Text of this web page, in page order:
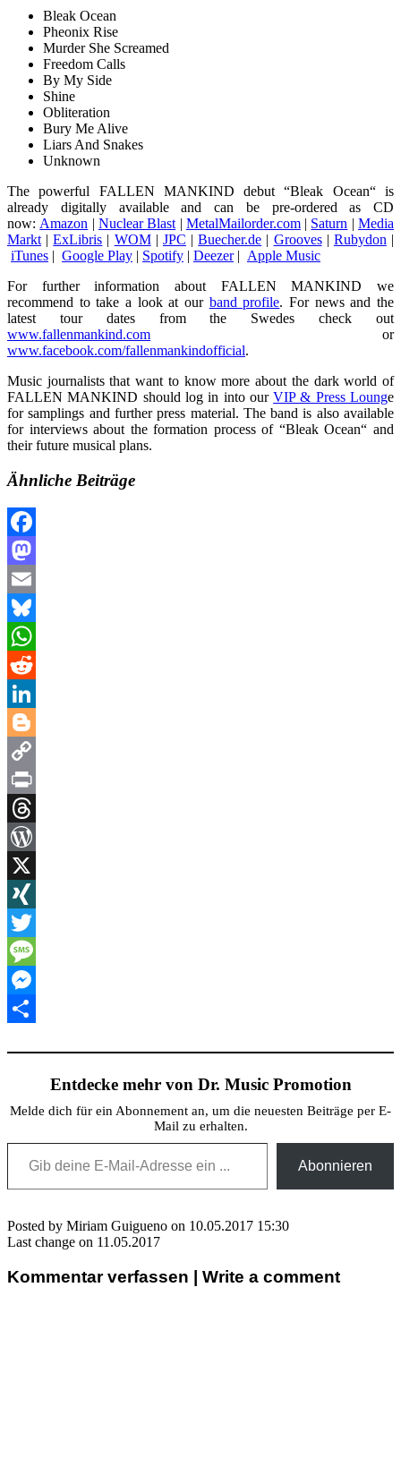
Bleak Ocean
Pheonix Rise
Murder She Screamed
Freedom Calls
By My Side
Shine
Obliteration
Bury Me Alive
Liars And Snakes
Unknown
The powerful FALLEN MANKIND debut “Bleak Ocean“ is
already digitally available and can be pre-ordered as CD
now:Amazon | Nuclear Blast| MetalMailorder.com| Saturn |Media
Markt|ExLibris | WOM| JPC |Buecher.de | Grooves| Rubydon|
iTunes | Google Play | Spotify | Deezer| Apple Music
For further information about FALLEN MANKIND we
recommend to take a look at our band profile. For news and the
latest tour dates from the Swedes check out
www.fallenmankind.com or
www.facebook.com/fallenmankindofficial.
Music journalists that want to know more about the dark world of
FALLEN MANKIND should log in into ourVIP & Press Lounge
for samplings and further press material. The band is also available
for interviews about the formation process of “Bleak Ocean“ and
their future musical plans.
Ähnliche Beiträge
Facebook
Mastodon
Email
Bluesky
WhatsApp
Reddit
LinkedIn
Blogger
Copy
Link
Print
Threads
WordPress
X
XING
Twitter
Message
Messenger
Entdecke mehr von Dr. Music Promotion
Melde dich für ein Abonnement an, um die neuesten Beiträge per E-
Mail zu erhalten.
Gib deine E-Mail-Adresse ein ...
Abonnieren
Posted by Miriam Guigueno on 10.05.2017 15:30
Last change on 11.05.2017
Kommentar verfassen | Write a comment